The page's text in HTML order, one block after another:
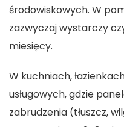
środowiskowych. W
zazwyczaj wystarczy
miesięcy.
W kuchniach,
usługowych, gdzie
zabrudzenia (tłuszcz,